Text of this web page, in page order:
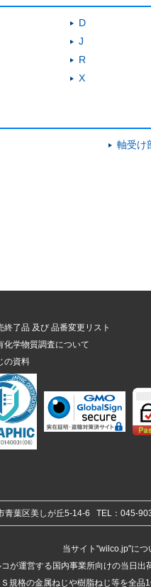
D
J
R
X
軸受け
終了品 及び品番変更リスト
化学物質調査について
の資料
葉区美しが丘5-14-6 TEL：045-
当サイト"wilco.jp"につ
が運営する国内事業所向けの当日出
規格の金属ねじや樹脂ねじ等を全品